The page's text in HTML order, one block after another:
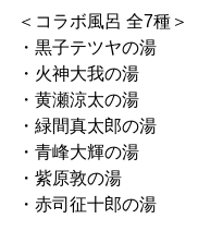
＜コラボ風呂 全7種＞
・黒子テツヤの湯
・火神大我の湯
・黄瀬涼太の湯
・緑間真太郎の湯
・青峰大輝の湯
・紫原敦の湯
・赤司征十郎の湯